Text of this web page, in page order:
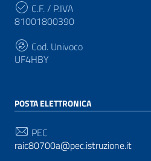
C.F. / P.IVA
81001800390
Cod. Univoco
UF4HBY
POSTA ELETTRONICA
PEC
raic80700a@pec.istruzione.it